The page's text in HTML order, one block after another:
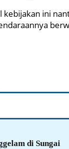
kebijakan ini
di Sungai